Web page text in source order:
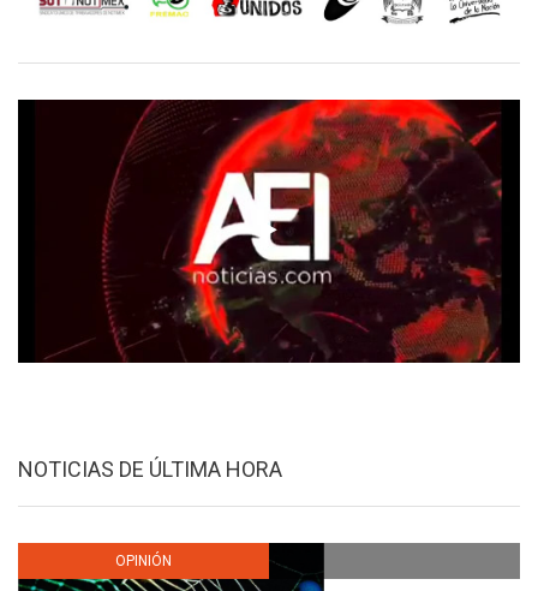
NOTICIAS DE ÚLTIMA HORA
OPINIÓN